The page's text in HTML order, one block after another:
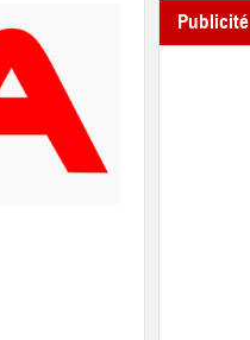
Publicité